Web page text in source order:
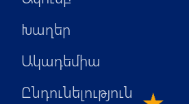
Խաղեր
Ակադեմիա
Ընդունելություն